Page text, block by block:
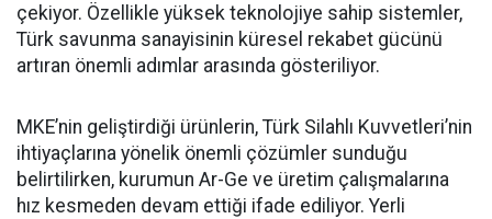
çekiyor. Özellikle yüksek teknolojiye sahip sistemler,
Türk savunma sanayisinin küresel rekabet gücünü
artıran önemli adımlar arasında gösteriliyor.
MKE’nin geliştirdiği ürünlerin, Türk Silahlı Kuvvetleri’nin
ihtiyaçlarına yönelik önemli çözümler sunduğu
belirtilirken, kurumun Ar-Ge ve üretim çalışmalarına
hız kesmeden devam ettiği ifade ediliyor. Yerli